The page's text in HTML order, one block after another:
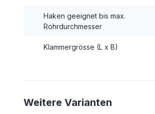
Haken geeignet bis max.
Rohrdurchmesser
Klammergrösse (L x B)
Weitere Varianten